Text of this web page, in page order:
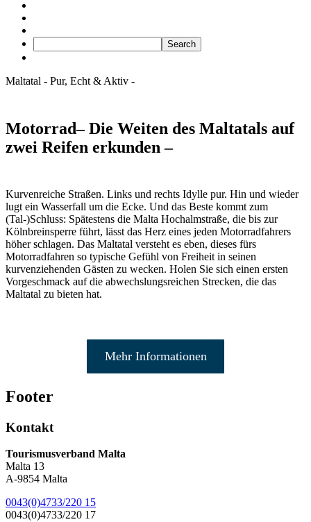
Maltatal - Pur, Echt & Aktiv -
Motorrad– Die Weiten des Maltatals auf
zwei Reifen erkunden –
Kurvenreiche Straßen. Links und rechts Idylle pur. Hin und wieder
lugt ein Wasserfall um die Ecke. Und das Beste kommt zum
(Tal-)Schluss: Spätestens die Malta Hochalmstraße, die bis zur
Kölnbreinsperre führt, lässt das Herz eines jeden Motorradfahrers
höher schlagen. Das Maltatal versteht es eben, dieses fürs
Motorradfahren so typische Gefühl von Freiheit in seinen
kurvenziehenden Gästen zu wecken. Holen Sie sich einen ersten
Vorgeschmack auf die abwechslungsreichen Strecken, die das
Maltatal zu bieten hat.
Mehr Informationen
Footer
Kontakt
Tourismusverband Malta
Malta 13
A-9854 Malta
0043(0)4733/220 15
0043(0)4733/220 17